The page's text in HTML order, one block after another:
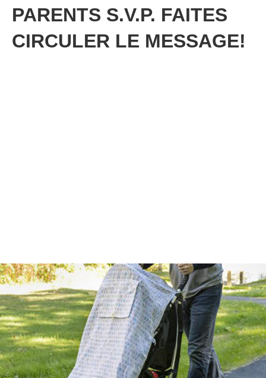
PARENTS S.V.P. FAITES
CIRCULER LE MESSAGE!